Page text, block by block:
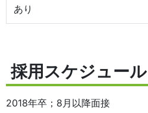
あり
採用スケジュール
2018年卒；8月以降面接